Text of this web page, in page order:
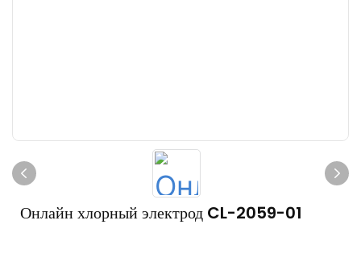
Онлайн хлорный электрод CL-2059-01